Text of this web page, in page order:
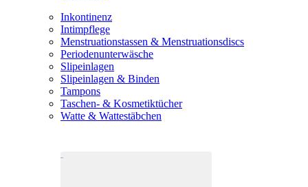
Inkontinenz
Intimpflege
Menstruationstassen & Menstruationsdiscs
Periodenunterwäsche
Slipeinlagen
Slipeinlagen & Binden
Tampons
Taschen- & Kosmetiktücher
Watte & Wattestäbchen